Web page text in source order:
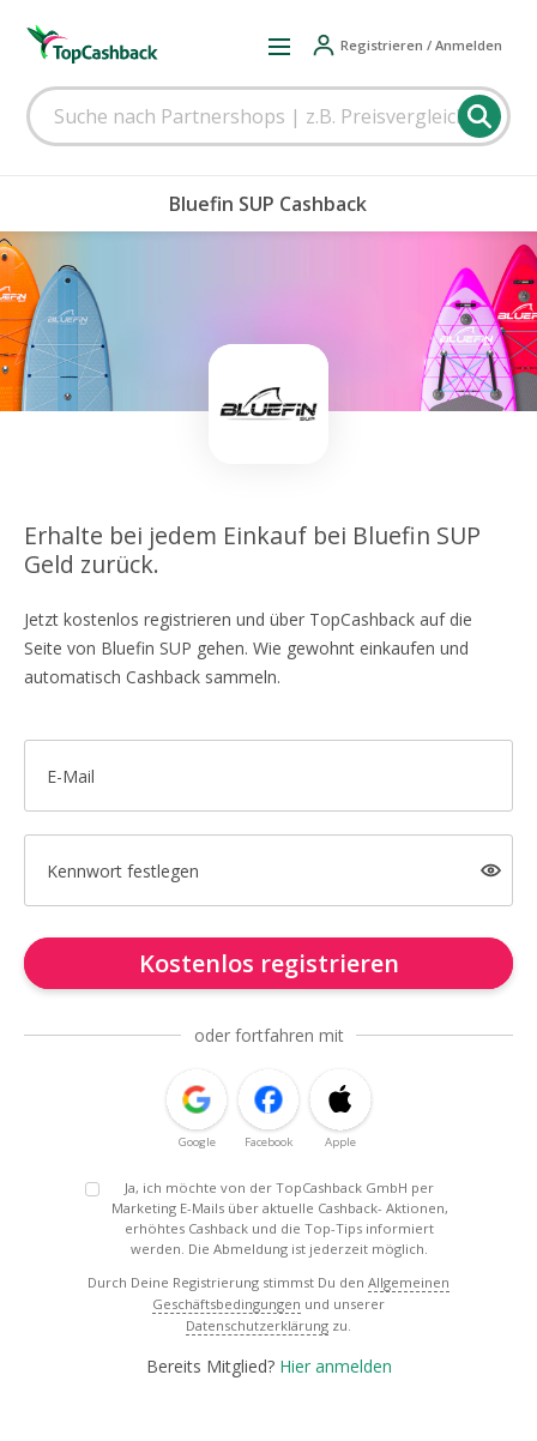
Registrieren / Anmelden
Bluefin SUP Cashback
Erhalte bei jedem Einkauf bei Bluefin SUP
Geld zurück.
Jetzt kostenlos registrieren und über TopCashback auf die
Seite von Bluefin SUP gehen. Wie gewohnt einkaufen und
automatisch Cashback sammeln.
E-Mail
Kennwort festlegen
Kostenlos registrieren
oder fortfahren mit
Google Facebook Apple
Ja, ich möchte von der TopCashback GmbH per
Marketing E-Mails über aktuelle Cashback- Aktionen,
erhöhtes Cashback und die Top-Tips informiert
werden. Die Abmeldung ist jederzeit möglich.
Durch Deine Registrierung stimmst Du den Allgemeinen
Geschäftsbedingungen und unserer
Datenschutzerklärung zu.
Bereits Mitglied? Hier anmelden